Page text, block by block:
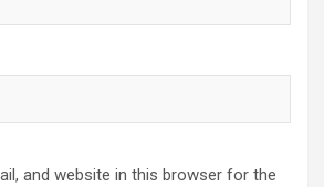
and website in this browser for the